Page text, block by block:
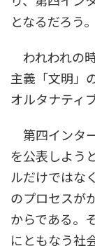
となるだろう。
われわれの
主義「文明」
オルタナティ
第四インタ
を公表しよう
ルだけではな
のプロセスが
からである。
にともなう社